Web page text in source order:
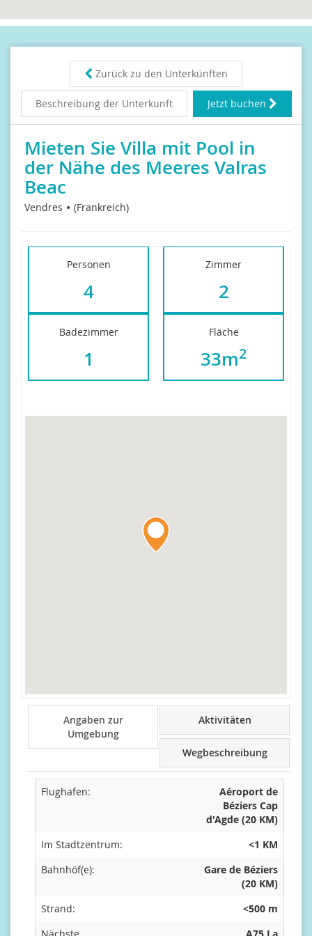
Zurück zu den Unterkünften
Beschreibung der Unterkunft Jetzt buchen
Mieten Sie Villa mit Pool in
der Nähe des Meeres Valras
Beac
Vendres (Frankreich)
Personen
4
Zimmer
2
Badezimmer
1
Fläche
33m2
Angaben zur
Umgebung
Aktivitäten
Wegbeschreibung
Flughafen:
Aéroport de
Béziers Cap
d'Agde (20 KM)
Im Stadtzentrum:
<1 KM
Bahnhöf(e):
Gare de Béziers
(20 KM)
Strand:
<500 m